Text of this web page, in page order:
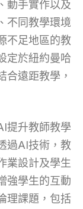
動手實作以及
不同教學環境
不足地區的教
定於紐約曼哈
合遠距教學，
提升教師教學
過AI技術，教
業設計及學生
強學生的互動
理課題，包括